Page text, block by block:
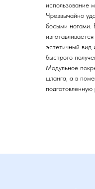
использование
Чрезвычайно
босыми ногами.
эстетичный вид
быстрого
Модульное
шланга, а в
подготовленную